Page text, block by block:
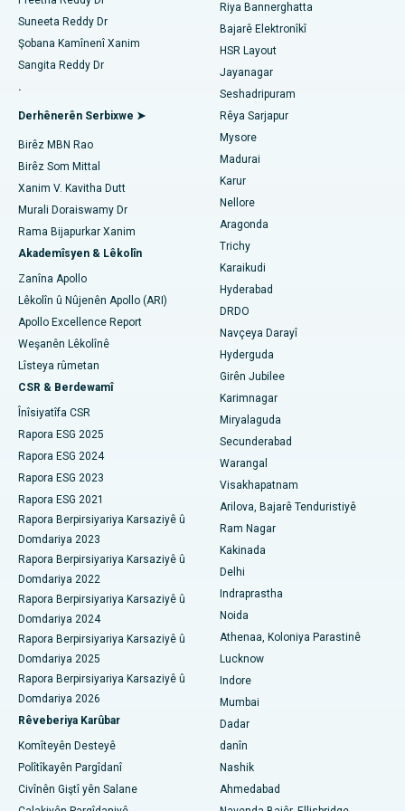
Jinekolog Bibîne
Bijîşkê Giştî Bibîne
Psîkolog Bibîne
Cerrahê Giştî Bibîne
Nexweşxaneya herî baş li Sektora-26, Noida
Nexweşxaneya herî baş li Gandhinagar, Ahmedabad
Nexweşxaneya herî baş li Aragonda, Andhra Pradesh
Nexweşxaneya herî baş li Bannerghatta Road, Bangalore
Nexweşxaneya herî baş li Yekîneya-15, Bhubaneswar
Nexweşxaneya herî baş li Seepat Road, Bilaspur
Nexweşxaneya herî baş li Ellisbridge, Ahmedabad
Nexweşxaneya herî baş li New Delhiyê
Nexweşxaneya herî baş li DRDO, Hyderabad
Nexweşxaneya herî baş li GS Road, Guwahati
Nexweşxaneya herî baş li Hyderguda, Hyderabad
Nexweşxaneya herî baş li Vijay Nagar, Indore
Nexweşxaneya herî baş li Suryaraopeta Main Road, Kakinada
Nexweşxaneya herî baş li Rêya Circular a Canal, Kolkata
Nexweşxaneya herî baş li CBD Belapur, Navi Mumbai
Nexweşxaneya herî baş li Panchavati, Nashik
Nexweşxaneya herî baş li secunderabad, Hyderabad
Nexweşxaneya çêtirîn li Seshadripuram, Bangalore
Nexweşxaneya herî baş li Waltair Main Road, Visakhapatnam
Nexweşxaneya çêtirîn li Subhash Nagar Road, Karimnagar
Nexweşxaneya çêtirîn li Managari, Karaikudi
Nexweşxaneya herî baş li Arepally, Warangal
Surgery Veavakirina ACL
Veguhestina erikê Berepaş
Ablation endometrial
Embolîzasyona Artery Uterine
Ovarian Cystectomy
Emeliyata Penceşêrê Sîngê
Brachytherapy
Polypotomy
Stîlasyona Mejî ya Kûr
Biopsiya gurçikê
Parathyroidectomy
Surgery Cytoreductive
Guhertina Tevahî ya Çokê ya Seramîk
ERCP
Suneeta Reddy Dr
Şobana Kamînenî Xanim
Sangita Reddy Dr
.
Derhênerên Serbixwe ➤
Birêz MBN Rao
Birêz Som Mittal
Xanim V. Kavitha Dutt
Murali Doraiswamy Dr
Rama Bijapurkar Xanim
Akademîsyen & Lêkolîn
Zanîna Apollo
Lêkolîn û Nûjenên Apollo (ARI)
Apollo Excellence Report
Weşanên Lêkolînê
Lîsteya rûmetan
CSR & Berdewamî
Înîsiyatîfa CSR
Rapora ESG 2025
Rapora ESG 2024
Rapora ESG 2023
Rapora ESG 2021
Rapora Berpirsiyariya Karsaziyê û
Domdariya 2023
Rapora Berpirsiyariya Karsaziyê û
Domdariya 2022
Rapora Berpirsiyariya Karsaziyê û
Domdariya 2024
Rapora Berpirsiyariya Karsaziyê û
Domdariya 2025
Rapora Berpirsiyariya Karsaziyê û
Domdariya 2026
Rêveberiya Karûbar
Komîteyên Desteyê
Polîtîkayên Pargîdanî
Civînên Giştî yên Salane
Riya Bannerghatta
Bajarê Elektronîkî
HSR Layout
Jayanagar
Seshadripuram
Rêya Sarjapur
Mysore
Madurai
Karur
Nellore
Aragonda
Trichy
Karaikudi
Hyderabad
DRDO
Navçeya Darayî
Hyderguda
Girên Jubilee
Karimnagar
Miryalaguda
Secunderabad
Warangal
Visakhapatnam
Arilova, Bajarê Tenduristiyê
Ram Nagar
Kakinada
Delhi
Indraprastha
Noida
Athenaa, Koloniya Parastinê
Lucknow
Indore
Mumbai
Dadar
danîn
Nashik
Ahmedabad